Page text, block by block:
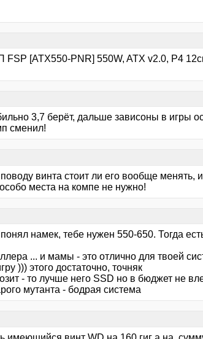
[ATX550-PNR] 550W, ATX v2.0, P4
3,7 берёт, дальше зависоны в игры
сменил!
винта стоит ли его вообще
места на компе не нужно!
намек, тебе нужен 550-650. Тогда
... и мамы - это отлично для твоей
))) этого достаточно, точняк
- то лучше него SSD но в бюджет не
мутанта - бодрая система